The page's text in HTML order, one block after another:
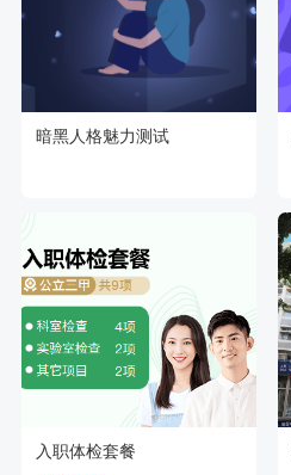
暗黑人格魅力测试
入职体检套餐